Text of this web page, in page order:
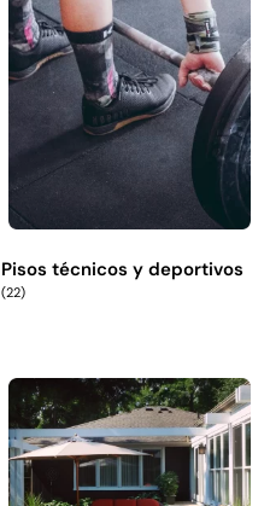
Pisos técnicos y deportivos
(22)